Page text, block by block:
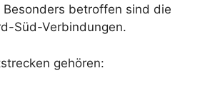
Besonders betroffen sind die
Süd-Verbindungen.
gehören: